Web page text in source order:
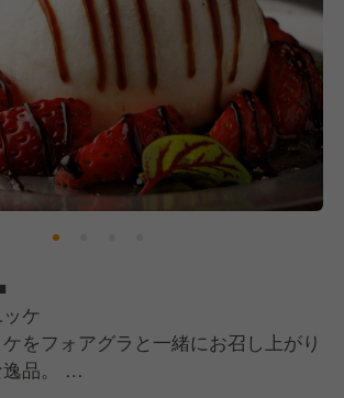
手正社員が多数活躍中！
予算達成に応じて月給40万円以上も
格・昇給が可能ですので、あなたの
揮してください。
、破竹の勢いで成長しているこの
にも、お店の、そして会社の中心と
くださる新たなメンバーを募集しま
上げ、会社とともに成長してくださ
います♪
びもどうせやるなら全力で楽しく
ケ
をフォアグラと一緒にお召し上がり
品。